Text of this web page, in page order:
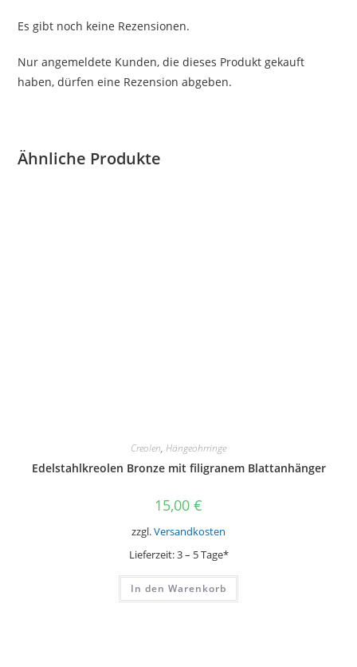
Es gibt noch keine Rezensionen.
Nur angemeldete Kunden, die dieses Produkt gekauft
haben, dürfen eine Rezension abgeben.
Ähnliche Produkte
Creolen, Hängeohrringe
Edelstahlkreolen Bronze mit filigranem Blattanhänger
15,00 €
zzgl.Versandkosten
Lieferzeit:3 – 5 Tage*
In den Warenkorb